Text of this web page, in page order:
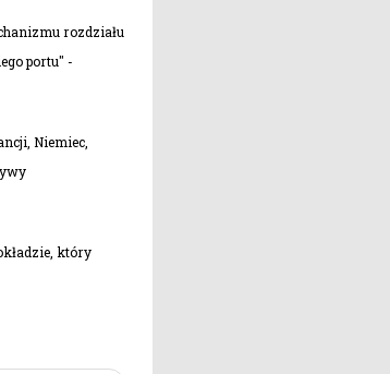
rozdziału
portu" -
Niemiec,
który